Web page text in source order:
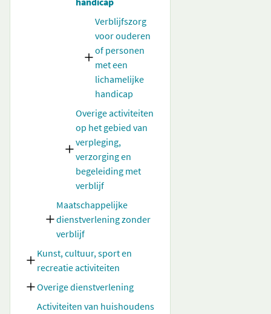
Verblijfszorg
voor ouderen
of personen
met een
lichamelijke
handicap
Overige activiteiten
op het gebied van
verpleging,
verzorging en
begeleiding met
verblijf
Maatschappelijke
dienstverlening zonder
verblijf
Kunst, cultuur, sport en
recreatie activiteiten
Overige dienstverlening
Activiteiten van huishoudens